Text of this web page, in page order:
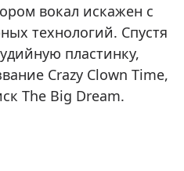
вокал искажен с
технологий. Спустя
пластинку,
Crazy Clown Time,
The Big Dream.